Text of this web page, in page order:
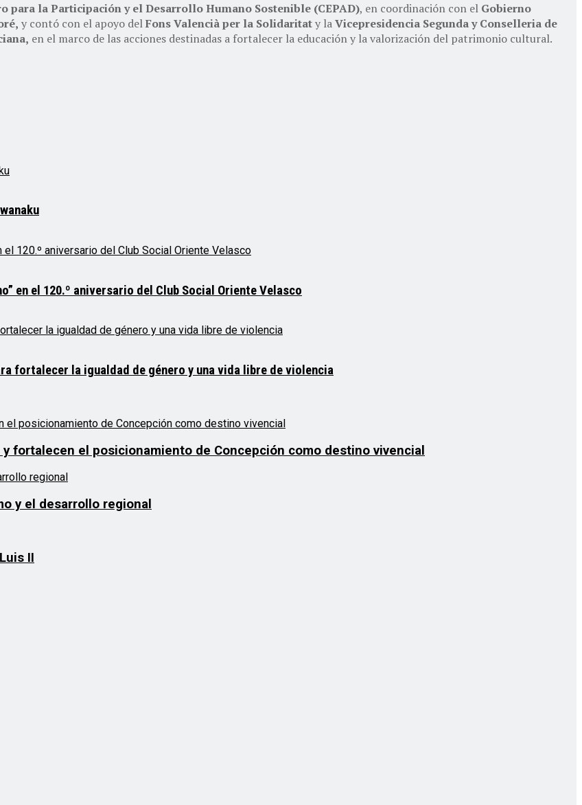
para la Participación y el Desarrollo Humano Sostenible (CEPAD), en coordinación con el Gobierno
, y contó con el apoyo delFons Valencià per la Solidaritaty laVicepresidencia Segunda y Conselleria de
, en el marco de las acciones destinadas a fortalecer la educación y la valorización del patrimonio cultural.
en el 120.º aniversario del Club Social Oriente Velasco
fortalecer la igualdad de género y una vida libre de violencia
fortalecen el posicionamiento de Concepción como destino vivencial
y el desarrollo regional
II